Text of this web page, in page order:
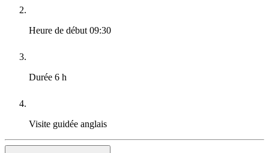
Heure de début09:30
Durée 6 h
Visite guidée anglais